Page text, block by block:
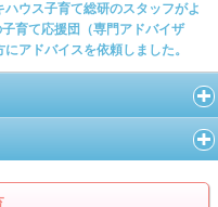
ハウス子育て総研のスタッフがよ
育て応援団（専門アドバイザ
アドバイスを依頼しました。